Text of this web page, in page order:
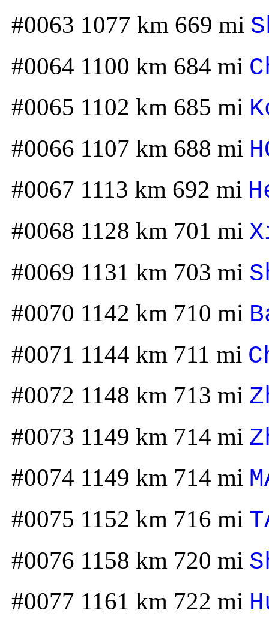
#0063 1077 km 669 mi
#0064 1100 km 684 mi
#0065 1102 km 685 mi
#0066 1107 km 688 mi
#0067 1113 km 692 mi
#0068 1128 km 701 mi
#0069 1131 km 703 mi
#0070 1142 km 710 mi
#0071 1144 km 711 mi
#0072 1148 km 713 mi
#0073 1149 km 714 mi
#0074 1149 km 714 mi
#0075 1152 km 716 mi
#0076 1158 km 720 mi
#0077 1161 km 722 mi